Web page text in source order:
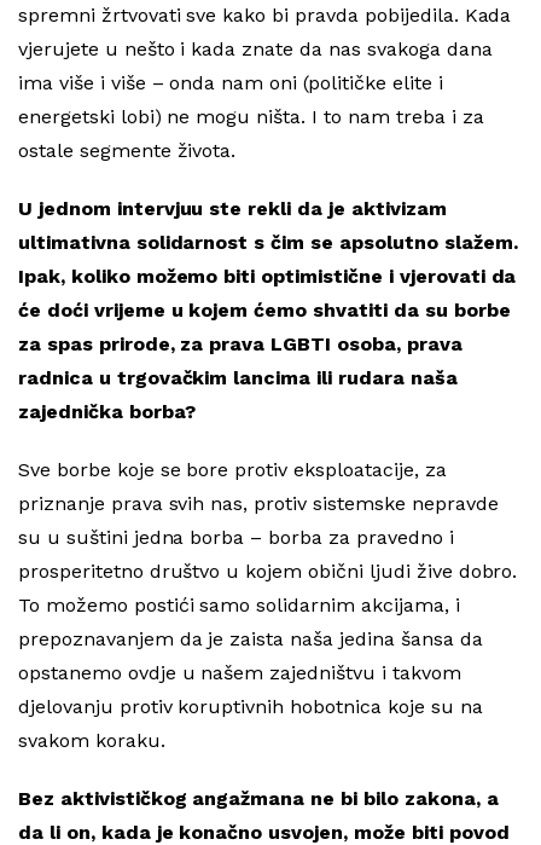
spremni žrtvovati sve kako bi pravda pobijedila. Kada
vjerujete u nešto i kada znate da nas svakoga dana
ima više i više – onda nam oni (političke elite i
energetski lobi) ne mogu ništa. I to nam treba i za
ostale segmente života.
U jednom intervjuu ste rekli da je aktivizam
ultimativna solidarnost s čim se apsolutno slažem.
Ipak, koliko možemo biti optimistične i vjerovati da
će doći vrijeme u kojem ćemo shvatiti da su borbe
za spas prirode, za prava LGBTI osoba, prava
radnica u trgovačkim lancima ili rudara naša
zajednička borba?
Sve borbe koje se bore protiv eksploatacije, za
priznanje prava svih nas, protiv sistemske nepravde
su u suštini jedna borba – borba za pravedno i
prosperitetno društvo u kojem obični ljudi žive dobro.
To možemo postići samo solidarnim akcijama, i
prepoznavanjem da je zaista naša jedina šansa da
opstanemo ovdje u našem zajedništvu i takvom
djelovanju protiv koruptivnih hobotnica koje su na
svakom koraku.
Bez aktivističkog angažmana ne bi bilo zakona, a
da li on, kada je konačno usvojen, može biti povod